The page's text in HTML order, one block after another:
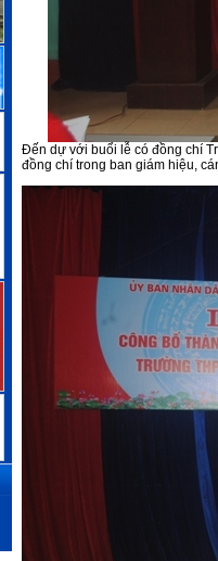
Đến dự với buổi lễ có đồng chí
đồng chí trong ban giám hiệu,